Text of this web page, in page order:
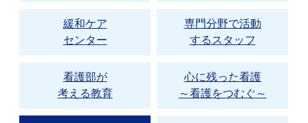
緩和ケア
センター
専門分野で活動
するスタッフ
看護部が
考える教育
心に残った看護
～看護をつむぐ～